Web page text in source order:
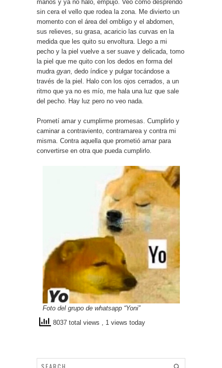
manos y ya no halo, empujo. Veo cómo desprendo
sin cera el vello que rodea la zona. Me divierto un
momento con el área del ombligo y el abdomen,
sus relieves, su grasa, acaricio las curvas en la
medida que les quito su envoltura. Llego a mi
pecho y la piel vuelve a ser suave y delicada, tomo
la piel que me quito con los dedos en forma del
mudra gyan, dedo índice y pulgar tocándose a
través de la piel. Halo con los ojos cerrados, a un
ritmo que ya no es mío, me hala una luz que sale
del pecho. Hay luz pero no veo nada.
Prometí amar y cumplirme promesas. Cumplirlo y
caminar a contraviento, contramarea y contra mi
misma. Contra aquella que prometió amar para
convertirse en otra que pueda cumplirlo.
Foto del grupo de whatsapp “Yoni”
8037 total views , 1 views today